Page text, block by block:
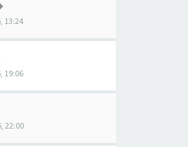
13:24
19:06
22:00